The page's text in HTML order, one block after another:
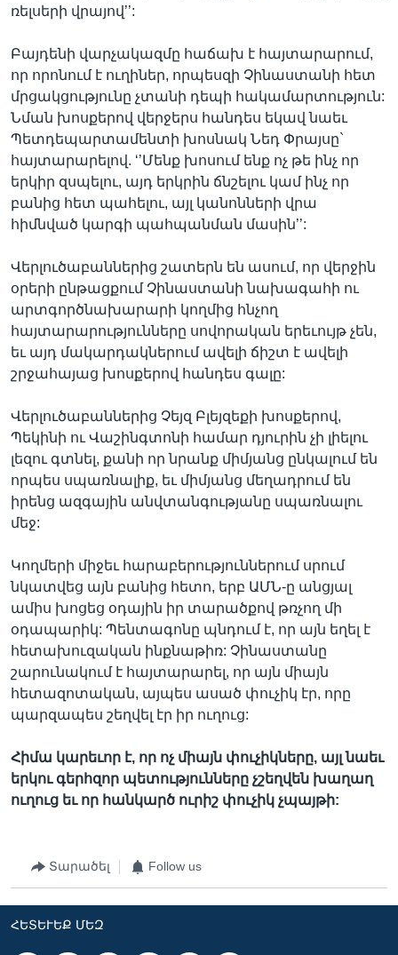
ռելսերի վրայով’’:
Բայդենի վարչակազմը հաճախ է հայտարարում,
որ որոնում է ուղիներ, որպեսզի Չինաստանի հետ
մրցակցությունը չտանի դեպի հակամարտություն:
Նման խոսքերով վերջերս հանդես եկավ նաեւ
Պետդեպարտամենտի խոսնակ Նեդ Փրայսը`
հայտարարելով. ‘’Մենք խոսում ենք ոչ թե ինչ որ
երկիր զսպելու, այդ երկրին ճնշելու կամ ինչ որ
բանից հետ պահելու, այլ կանոնների վրա
հիմնված կարգի պահպանման մասին’’:
Վերլուծաբաններից շատերն են ասում, որ վերջին
օրերի ընթացքում Չինաստանի նախագահի ու
արտգործնախարարի կողմից հնչող
հայտարարությունները սովորական երեւույթ չեն,
եւ այդ մակարդակներում ավելի ճիշտ է ավելի
շրջահայաց խոսքերով հանդես գալը:
Վերլուծաբաններից Չեյզ Բլեյզեքի խոսքերով,
Պեկինի ու Վաշինգտոնի համար դյուրին չի լիելու
լեզու գտնել, քանի որ նրանք միմյանց ընկալում են
որպես սպառնալիք, եւ միմյանց մեղադրում են
իրենց ազգային անվտանգությանը սպառնալու
մեջ:
Կողմերի միջեւ հարաբերություններում սրում
նկատվեց այն բանից հետո, երբ ԱՄՆ-ը անցյալ
ամիս խոցեց օդային իր տարածքով թռչող մի
օդապարիկ: Պենտագոնը պնդում է, որ այն եղել է
հետախուզական ինքնաթիռ: Չինաստանը
շարունակում է հայտարարել, որ այն միայն
հետազոտական, այպես ասած փուչիկ էր, որը
պարզապես շեղվել էր իր ուղուց:
Հիմա կարեւոր է, որ ոչ միայն փուչիկները, այլ նաեւ
երկու գերհզոր պետությունները չշեղվեն խաղաղ
ուղուց եւ որ հանկարծ ուրիշ փուչիկ չպայթի:
Տարածել Follow us
ՀԵՏԵՒԵՔ ՄԵԶ